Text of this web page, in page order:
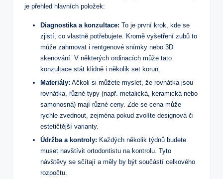
je přehled hlavních položek:
Diagnostika a konzultace: To je první krok, kde se
zjistí, co vlastně potřebujete. Kromě vyšetření zubů to
může zahrnovat i rentgenové snímky nebo 3D
skenování. V některých ordinacích může tato
konzultace stát klidně i několik set korun.
Materiály: Ačkoli si můžete myslet, že rovnátka jsou
rovnátka, různé typy (např. metalická, keramická nebo
samonosná) mají různé ceny. Zde se cena může
rychle zvednout, zejména pokud zvolíte designová či
estetičtější varianty.
Údržba a kontroly: Každých několik týdnů budete
muset navštívit ortodontistu na kontrolu. Tyto
návštěvy se sčítají a měly by být součástí celkového
rozpočtu.